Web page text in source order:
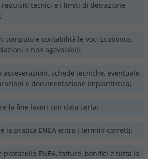
requisiti tecnici e i limiti di detrazione
computo e contabilità le voci Ecobonus,
e non agevolabili;
asseverazioni, schede tecniche, eventuale
e documentazione impiantistica;
la fine lavori con data certa;
la pratica ENEA entro i termini corretti;
protocollo ENEA, fatture, bonifici e tutta la